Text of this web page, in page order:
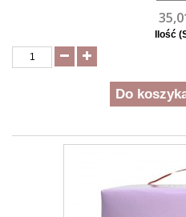
Ilość
Do